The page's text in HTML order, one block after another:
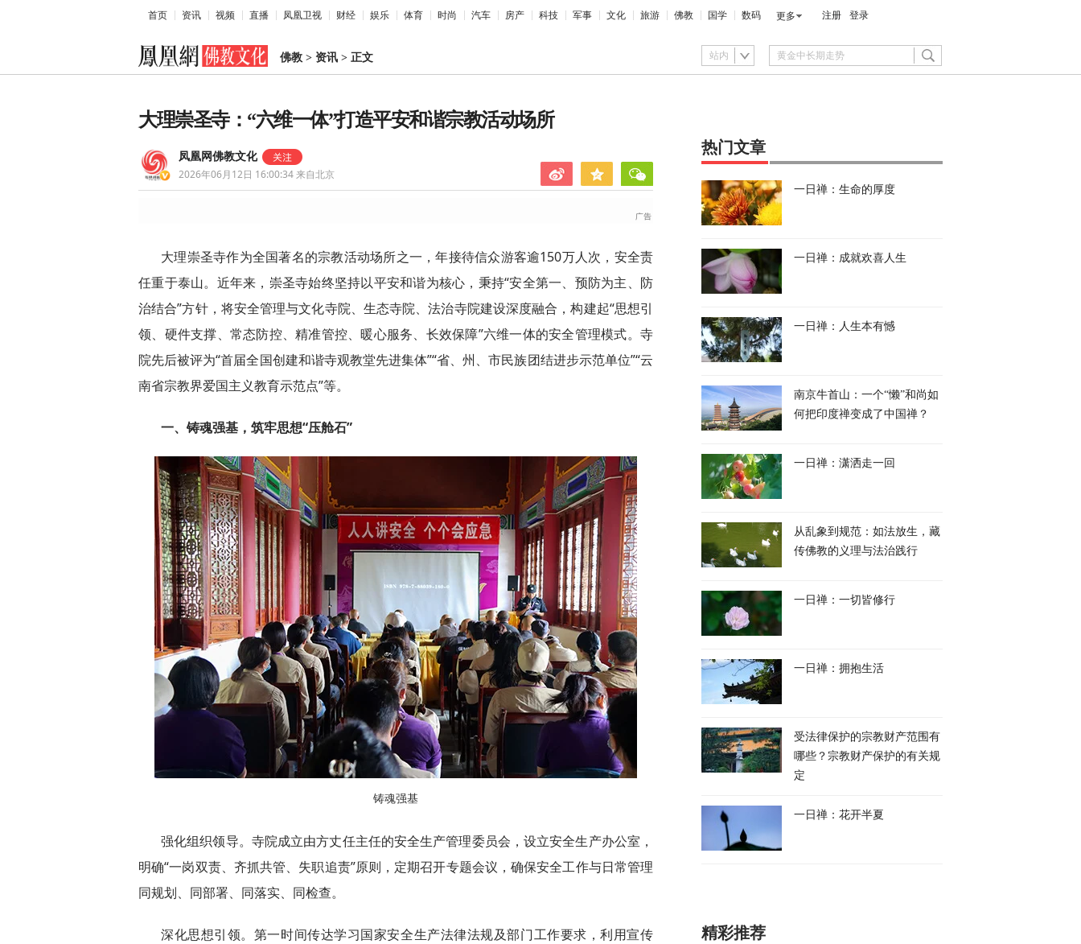
首页 资讯 视频 直播 凤凰卫视 财经 娱乐 体育 时尚 汽车 房产 科技 军事 文化 旅游 佛教 国学 数码 更多 注册 登录
佛教 > 资讯 > 正文 站内
大理崇圣寺：“六维一体”打造平安和谐宗教活动场所
凤凰网佛教文化
2026年06月12日 16:00:34来自北京
大理崇圣寺作为全国著名的宗教活动场所之一，年接待信众游客逾150万人次，安全责
任重于泰山。近年来，崇圣寺始终坚持以平安和谐为核心，秉持“安全第一、预防为主、防
治结合”方针，将安全管理与文化寺院、生态寺院、法治寺院建设深度融合，构建起“思想引
领、硬件支撑、常态防控、精准管控、暖心服务、长效保障”六维一体的安全管理模式。寺
院先后被评为“首届全国创建和谐寺观教堂先进集体”“省、州、市民族团结进步示范单位”“云
南省宗教界爱国主义教育示范点”等。
一、铸魂强基，筑牢思想“压舱石”
铸魂强基
强化组织领导。寺院成立由方丈任主任的安全生产管理委员会，设立安全生产办公室，
明确“一岗双责、齐抓共管、失职追责”原则，定期召开专题会议，确保安全工作与日常管理
同规划、同部署、同落实、同检查。
深化思想引领。第一时间传达学习国家安全生产法律法规及部门工作要求，利用宣传
热门文章
一日禅：生命的厚度
一日禅：成就欢喜人生
一日禅：人生本有憾
南京牛首山：一个“懒”和尚如
何把印度禅变成了中国禅？
一日禅：潇洒走一回
从乱象到规范：如法放生，藏
传佛教的义理与法治践行
一日禅：一切皆修行
一日禅：拥抱生活
受法律保护的宗教财产范围有
哪些？宗教财产保护的有关规
定
一日禅：花开半夏
精彩推荐